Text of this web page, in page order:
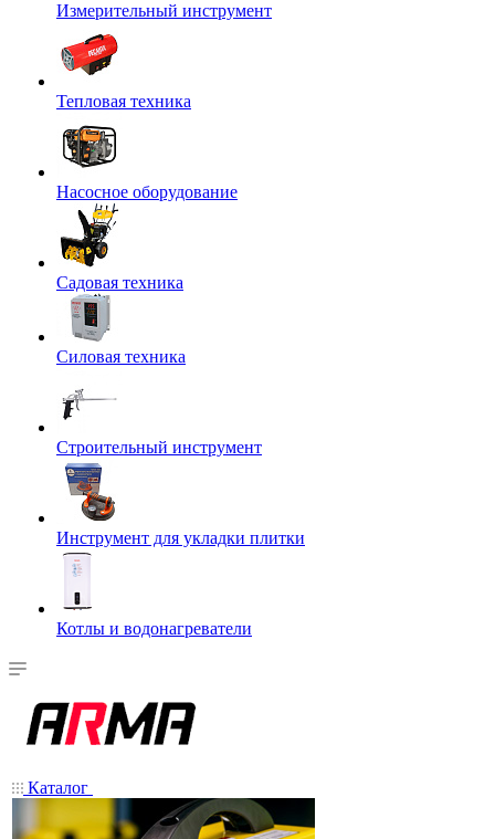
Измерительный инструмент
Тепловая техника
Насосное оборудование
Садовая техника
Силовая техника
Строительный инструмент
Инструмент для укладки плитки
Котлы и водонагреватели
Каталог